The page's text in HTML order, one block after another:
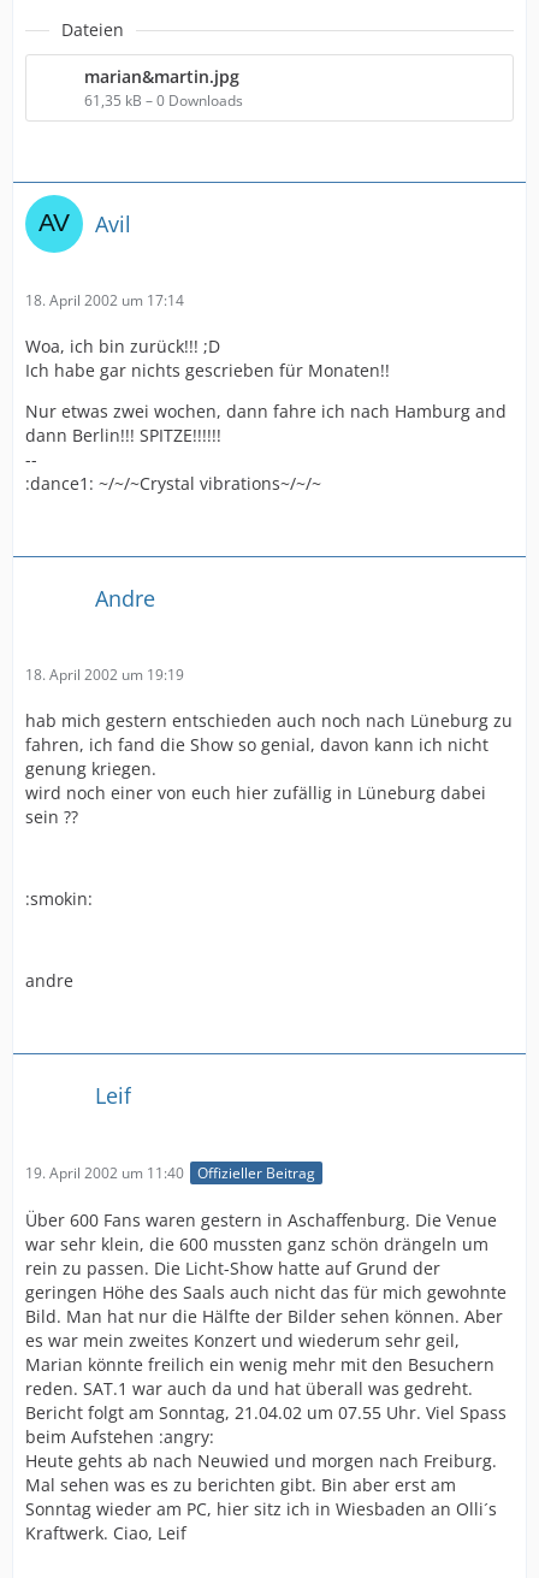
Dateien
marian&martin.jpg
61,35 kB – 0 Downloads
Avil
18. April 2002 um 17:14
Woa, ich bin zurück!!! ;D
Ich habe gar nichts gescrieben für Monaten!!
Nur etwas zwei wochen, dann fahre ich nach Hamburg and
dann Berlin!!! SPITZE!!!!!!
--
:dance1: ~/~/~Crystal vibrations~/~/~
Andre
18. April 2002 um 19:19
hab mich gestern entschieden auch noch nach Lüneburg zu
fahren, ich fand die Show so genial, davon kann ich nicht
genung kriegen.
wird noch einer von euch hier zufällig in Lüneburg dabei
sein ??
:smokin:
andre
Leif
19. April 2002 um 11:40 Offizieller Beitrag
Über 600 Fans waren gestern in Aschaffenburg. Die Venue
war sehr klein, die 600 mussten ganz schön drängeln um
rein zu passen. Die Licht-Show hatte auf Grund der
geringen Höhe des Saals auch nicht das für mich gewohnte
Bild. Man hat nur die Hälfte der Bilder sehen können. Aber
es war mein zweites Konzert und wiederum sehr geil,
Marian könnte freilich ein wenig mehr mit den Besuchern
reden. SAT.1 war auch da und hat überall was gedreht.
Bericht folgt am Sonntag, 21.04.02 um 07.55 Uhr. Viel Spass
beim Aufstehen :angry:
Heute gehts ab nach Neuwied und morgen nach Freiburg.
Mal sehen was es zu berichten gibt. Bin aber erst am
Sonntag wieder am PC, hier sitz ich in Wiesbaden an Olli´s
Kraftwerk. Ciao, Leif